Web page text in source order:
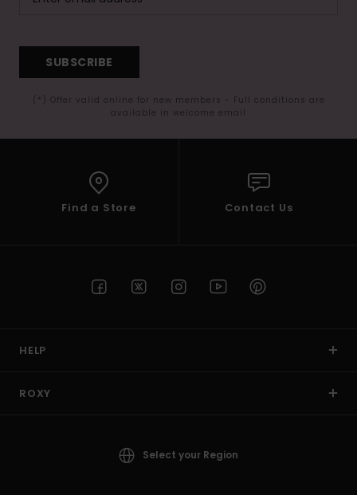
SUBSCRIBE
(*) Offer valid online for new members - Full conditions are
available in welcome email
Find a Store Contact Us
HELP
ROXY
Select your Region